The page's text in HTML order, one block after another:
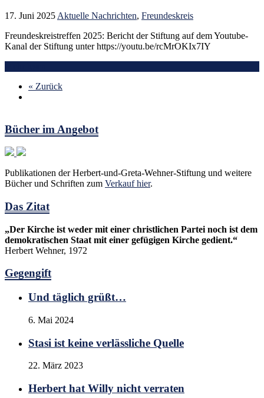
17. Juni 2025 Aktuelle Nachrichten, Freundeskreis
Freundeskreistreffen 2025: Bericht der Stiftung auf dem Youtube-
Kanal der Stiftung unter https://youtu.be/rcMrOKIx7IY
« Zurück
Bücher im Angebot
Publikationen der Herbert-und-Greta-Wehner-Stiftung und weitere
Bücher und Schriften zum Verkauf hier.
Das Zitat
„Der Kirche ist weder mit einer christlichen Partei noch ist dem
demokratischen Staat mit einer gefügigen Kirche gedient.“
Herbert Wehner, 1972
Gegengift
Und täglich grüßt…
6. Mai 2024
Stasi ist keine verlässliche Quelle
22. März 2023
Herbert hat Willy nicht verraten